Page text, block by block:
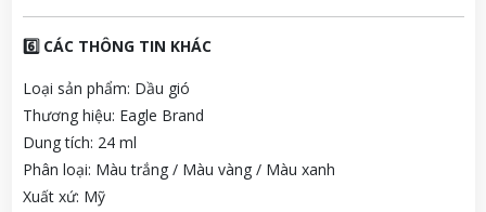
6️⃣ CÁC THÔNG TIN KHÁC
Loại sản phẩm: Dầu gió
Thương hiệu: Eagle Brand
Dung tích: 24 ml
Phân loại: Màu trắng / Màu vàng / Màu xanh
Xuất xứ: Mỹ